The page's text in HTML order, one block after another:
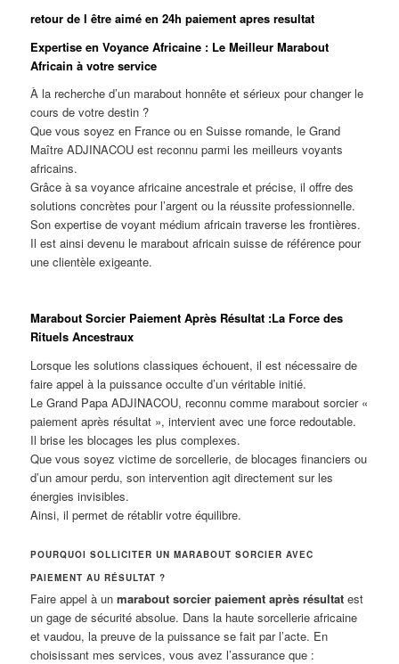
retour de l être aimé en 24h paiement apres resultat
Expertise en Voyance Africaine : Le Meilleur Marabout
Africain à votre service
À la recherche d’un marabout honnête et sérieux pour changer le
cours de votre destin ?
Que vous soyez en France ou en Suisse romande, le Grand
Maître ADJINACOU est reconnu parmi les meilleurs voyants
africains.
Grâce à sa voyance africaine ancestrale et précise, il offre des
solutions concrètes pour l’argent ou la réussite professionnelle.
Son expertise de voyant médium africain traverse les frontières.
Il est ainsi devenu le marabout africain suisse de référence pour
une clientèle exigeante.
Marabout Sorcier Paiement Après Résultat :La Force des
Rituels Ancestraux
Lorsque les solutions classiques échouent, il est nécessaire de
faire appel à la puissance occulte d’un véritable initié.
Le Grand Papa ADJINACOU, reconnu comme marabout sorcier «
paiement après résultat », intervient avec une force redoutable.
Il brise les blocages les plus complexes.
Que vous soyez victime de sorcellerie, de blocages financiers ou
d’un amour perdu, son intervention agit directement sur les
énergies invisibles.
Ainsi, il permet de rétablir votre équilibre.
POURQUOI SOLLICITER UN MARABOUT SORCIER AVEC
PAIEMENT AU RÉSULTAT ?
Faire appel à unmarabout sorcier paiement après résultat est
un gage de sécurité absolue. Dans la haute sorcellerie africaine
et vaudou, la preuve de la puissance se fait par l’acte. En
choisissant mes services, vous avez l’assurance que :